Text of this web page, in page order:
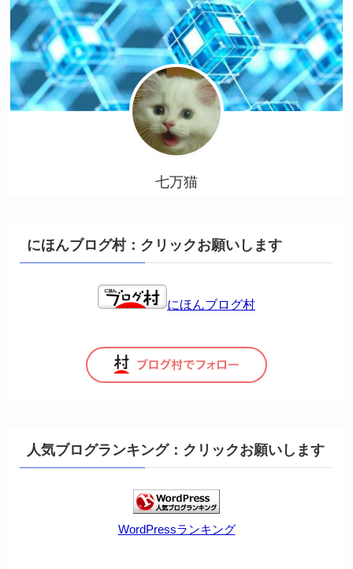
七万猫
にほんブログ村：クリックお願いします
にほんブログ村
人気ブログランキング：クリックお願いします
WordPressランキング